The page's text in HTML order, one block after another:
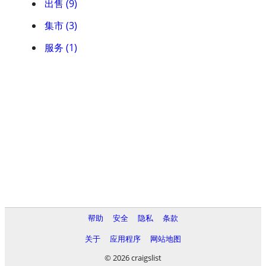
出售 (9)
集市 (3)
服务 (1)
帮助 安全 隐私
条款
关于
应用程序
网站地图
© 2026 craigslist